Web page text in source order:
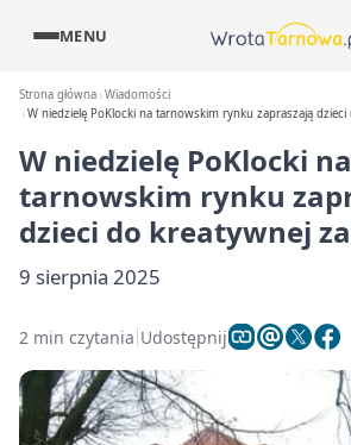
MENU
Strona główna Wiadomości
W niedzielę PoKlocki na tarnowskim rynku zapraszają
W niedzielę PoKlocki na
tarnowskim rynku
dzieci do kreatywnej
9 sierpnia 2025
2 min czytania Udostępnij